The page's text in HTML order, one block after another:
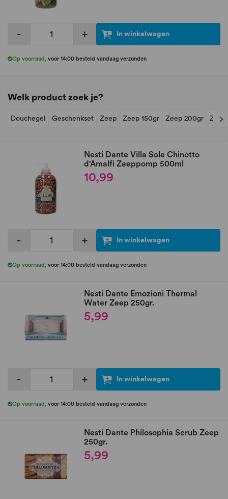
- + In winkelwagen
Op voorraad , voor 14:00 besteld vandaag verzonden
Welk product zoek je?
Douchegel Geschenkset Zeep Zeep 150gr Zeep 200gr Zeep
Nesti Dante Villa Sole Chinotto
d'Amalfi Zeeppomp 500ml
10,99
- + In winkelwagen
Op voorraad , voor 14:00 besteld vandaag verzonden
Nesti Dante Emozioni Thermal
Water Zeep 250gr.
5,99
- + In winkelwagen
Op voorraad , voor 14:00 besteld vandaag verzonden
Nesti Dante Philosophia Scrub Zeep
250gr.
5,99